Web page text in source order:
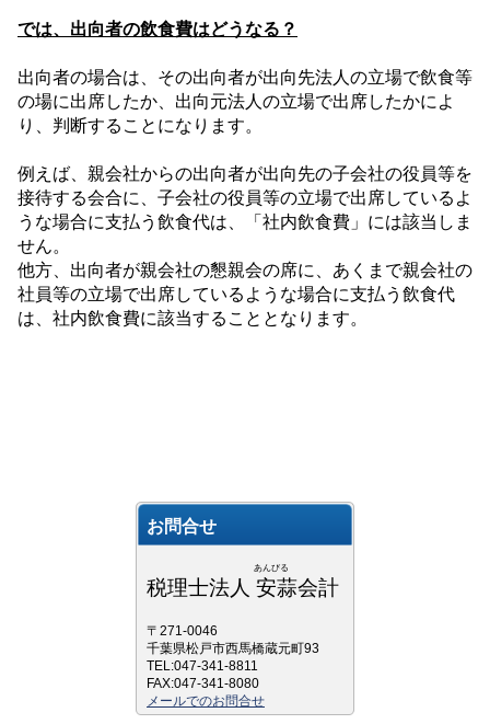
では、出向者の飲食費はどうなる？
出向者の場合は、その出向者が出向先法人の立場で飲食等
の場に出席したか、出向元法人の立場で出席したかによ
り、判断することになります。
例えば、親会社からの出向者が出向先の子会社の役員等を
接待する会合に、子会社の役員等の立場で出席しているよ
うな場合に支払う飲食代は、「社内飲食費」には該当しま
せん。
他方、出向者が親会社の懇親会の席に、あくまで親会社の
社員等の立場で出席しているような場合に支払う飲食代
は、社内飲食費に該当することとなります。
お問合せ
あんびる
税理士法人 安蒜会計
〒271-0046
千葉県松戸市西馬橋蔵元町93
TEL:047-341-8811
FAX:047-341-8080
メールでのお問合せ